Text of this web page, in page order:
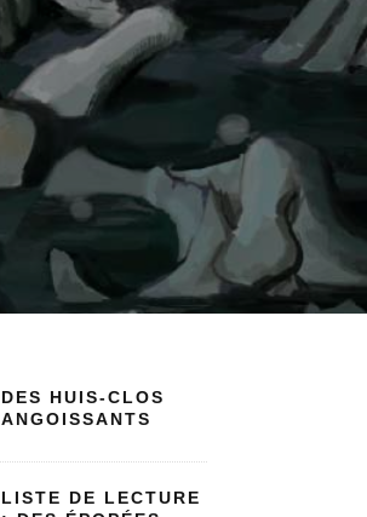
DES HUIS-CLOS
ANGOISSANTS
LISTE DE LECTURE